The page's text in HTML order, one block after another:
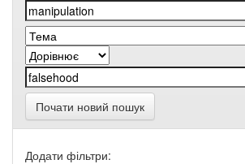
Почати новий пошук
Додати фільтри: